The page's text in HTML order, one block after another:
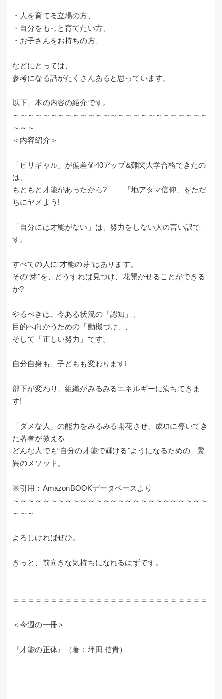
・人を育てる立場の方、
・自分をもっと育てたい方、
・お子さんをお持ちの方、
などにとっては、
参考になる話がたくさんあると思っています。
以下、本の内容の紹介です。
～～～～～～～～～～～～～～～～～～～～～～～～～～
～～～
＜内容紹介＞
「ビリギャル」が偏差値40アップ&難関大学合格できたの
は、
もともと才能があったから? ――「地アタマ信仰」をただ
ちにヤメよう!
「自分には才能がない」は、努力をしない人の言い訳で
す。
すべての人に“才能の芽"はあります。
その“芽"を、どうすれば見つけ、花開かせることができる
か?
やるべきは、今ある状況の「認知」、
目的へ向かうための「動機づけ」、
そして「正しい努力」です。
自分自身も、子どもも変わります!
部下が変わり、組織がみるみるエネルギーに満ちてきま
す!
「ダメな人」の能力をみるみる開花させ、成功に導いてき
た著者が教える
どんな人でも“自分の才能で輝ける"ようになるための、驚
異のメソッド。
※引用：AmazonBOOKデータベースより
～～～～～～～～～～～～～～～～～～～～～～～～～～
～～～
よろしければぜひ。
きっと、前向きな気持ちになれるはずです。
＝＝＝＝＝＝＝＝＝＝＝＝＝＝＝＝＝＝＝＝＝＝＝＝＝＝
＜今週の一冊＞
『才能の正体』（著：坪田 信貴）